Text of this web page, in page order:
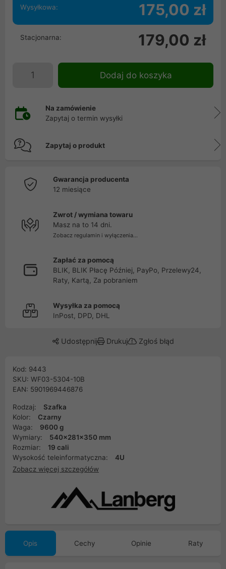
Wysyłkowa: 175,00 zł
Stacjonarna: 179,00 zł
Dodaj do koszyka
Na zamówienie
Zapytaj o termin wysyłki
Zapytaj o produkt
Gwarancja producenta
12 miesiące
Zwrot / wymiana towaru
Masz na to 14 dni.
Zobacz regulamin i wyłączenia...
Zapłać za pomocą
BLIK, BLIK Płacę Później, PayPo, Przelewy24,
Raty, Kartą, Za pobraniem
Wysyłka za pomocą
InPost, DPD, DHL
Udostępnij Drukuj Zgłoś błąd
Kod: 9443
SKU: WF03-5304-10B
EAN: 5901969446876
Rodzaj:
Szafka
Kolor:
Czarny
Waga:
9600 g
Wymiary:
540x281x350 mm
Rozmiar:
19 cali
Wysokość teleinformatyczna:
4U
Zobacz więcej szczegółów
Opis Cechy Opinie Raty